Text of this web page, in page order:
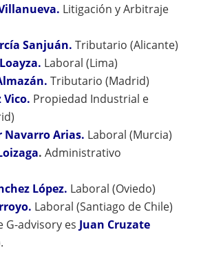
Litigación y Arbitraje
Sanjuán. Tributario (Alicante)
Laboral (Lima)
Tributario (Madrid)
Propiedad Industrial e
Navarro Arias. Laboral (Murcia)
. Administrativo
López. Laboral (Oviedo)
Laboral (Santiago de Chile)
G-advisory es Juan Cruzate